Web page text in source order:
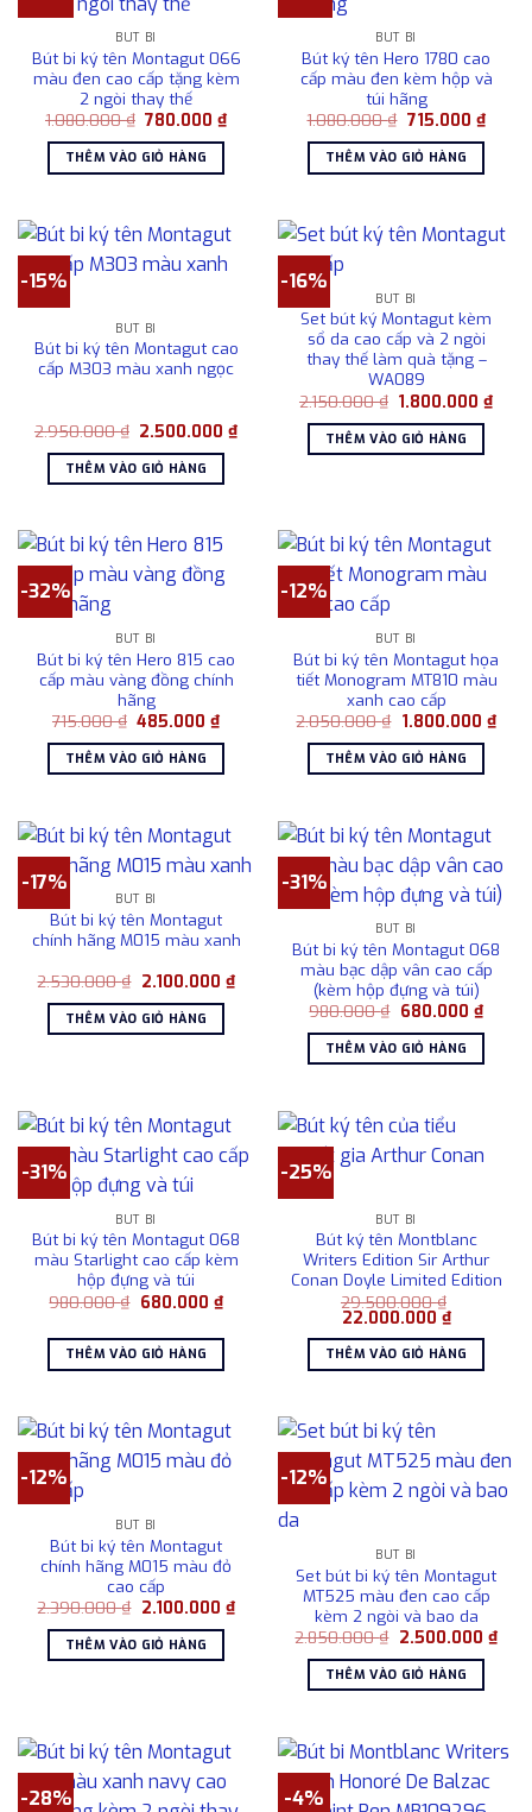
BÚT BI
Bút bi ký tên Montagut 066
màu đen cao cấp tặng kèm
2 ngòi thay thế
1.080.000₫ Giá
là:
1.080.000 ₫.
780.000₫Giá
780.000 ₫.
THÊM VÀO GIỎ HÀNG
BÚT BI
Bút ký tên Hero 1780 cao
cấp màu đen kèm hộp và
túi hãng
1.080.000₫ Giá
là:
1.080.000 ₫.
715.000 ₫Giá
THÊM VÀO GIỎ HÀNG
-15%
BÚT BI
Bút bi ký tên Montagut cao
cấp M303 màu xanh ngọc
2.950.000₫ Giá
là:
2.950.000 ₫.
2.500.000₫Giá
hiện
THÊM VÀO GIỎ HÀNG
-16%
BÚT BI
Set bút ký Montagut kèm
sổ da cao cấp và 2 ngòi
thay thế làm quà tặng –
WA089
2.150.000₫ Giá
là:
2.150.000 ₫.
1.800.000₫Giá
hiện
THÊM VÀO GIỎ HÀNG
-32%
BÚT BI
Bút bi ký tên Hero 815 cao
cấp màu vàng đồng chính
hãng
715.000₫ Giá
là:
715.000 ₫.
485.000₫Giá
hiện
tại
485.000 ₫.
THÊM VÀO GIỎ HÀNG
-12%
BÚT BI
Bút bi ký tên Montagut họa
tiết Monogram MT810 màu
xanh cao cấp
2.050.000₫ Giá
là:
2.050.000 ₫.
1.800.000 ₫Giá
hiện
THÊM VÀO GIỎ HÀNG
-17%
BÚT BI
Bút bi ký tên Montagut
chính hãng M015 màu xanh
2.530.000₫ Giá
là:
2.530.000 ₫.
2.100.000 ₫Giá
THÊM VÀO GIỎ HÀNG
-31%
BÚT BI
Bút bi ký tên Montagut 068
màu bạc dập vân cao cấp
(kèm hộp đựng và túi)
980.000₫ Giá
là:
980.000 ₫.
680.000 ₫Giá
tại
THÊM VÀO GIỎ HÀNG
-31%
BÚT BI
Bút bi ký tên Montagut 068
màu Starlight cao cấp kèm
hộp đựng và túi
980.000₫ Giá
980.000 ₫.
680.000 ₫Giá
hiện
là:
THÊM VÀO GIỎ HÀNG
-25%
BÚT BI
Bút ký tên Montblanc
Writers Edition Sir Arthur
Conan Doyle Limited Edition
29.500.000₫
Giá
là:
29.500.000 ₫.
22.000.000 ₫Giá
hiện
tại
là:
THÊM VÀO GIỎ HÀNG
-12%
BÚT BI
Bút bi ký tên Montagut
chính hãng M015 màu đỏ
cao cấp
2.390.000₫ Giá
là:
2.390.000 ₫.
2.100.000 ₫Giá
hiện
2.100.000 ₫.
THÊM VÀO GIỎ HÀNG
-12%
BÚT BI
Set bút bi ký tên Montagut
MT525 màu đen cao cấp
kèm 2 ngòi và bao da
2.850.000₫ Giá
là:
2.850.000 ₫.
2.500.000 ₫Giá
hiện
THÊM VÀO GIỎ HÀNG
-28% -4%